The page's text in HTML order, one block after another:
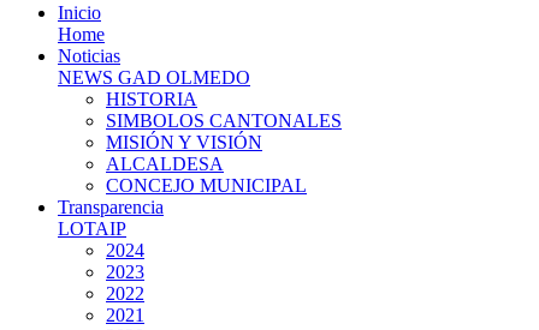
Inicio
Home
Noticias
NEWS GAD OLMEDO
HISTORIA
SIMBOLOS CANTONALES
MISIÓN Y VISIÓN
ALCALDESA
CONCEJO MUNICIPAL
Transparencia
LOTAIP
2024
2023
2022
2021